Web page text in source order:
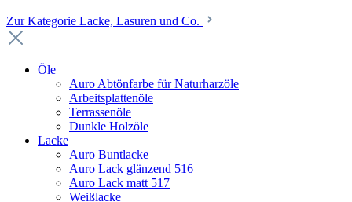
Zur Kategorie Lacke, Lasuren und Co.
Öle
Auro Abtönfarbe für Naturharzöle
Arbeitsplattenöle
Terrassenöle
Dunkle Holzöle
Lacke
Auro Buntlacke
Auro Lack glänzend 516
Auro Lack matt 517
Weißlacke